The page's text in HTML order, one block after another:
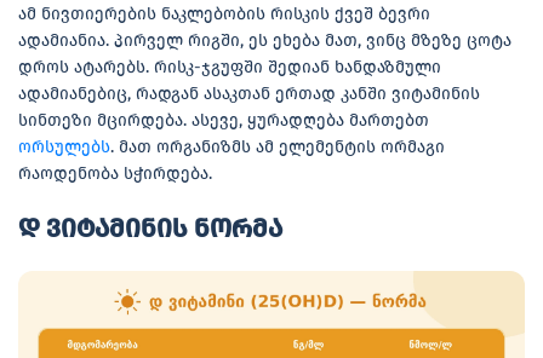
ამ ნივთიერების ნაკლებობის რისკის ქვეშ ბევრი
ადამიანია. პირველ რიგში, ეს ეხება მათ, ვინც მზეზე ცოტა
დროს ატარებს. რისკ-ჯგუფში შედიან ხანდაზმული
ადამიანებიც, რადგან ასაკთან ერთად კანში ვიტამინის
სინთეზი მცირდება. ასევე, ყურადღება მართებთ
ორსულებს. მათ ორგანიზმს ამ ელემენტის ორმაგი
რაოდენობა სჭირდება.
დ ვიტამინის ნორმა